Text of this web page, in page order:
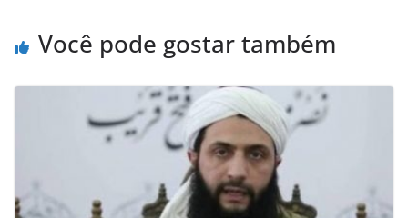
Você pode gostar também